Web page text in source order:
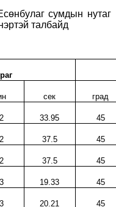
сумдын нутаг
талбайд
сек град
33.95 45
37.5 45
37.5 45
19.33 45
20.21 45